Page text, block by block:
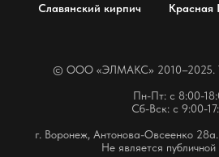
Славянский кирпич Красная
© OOO «ЭЛМАКС» 2010–2025.
Пн-Пт: с 8:00-
Сб-Вск: с 9:00-
г. Воронеж, Антонова-Овсеенко
Не является